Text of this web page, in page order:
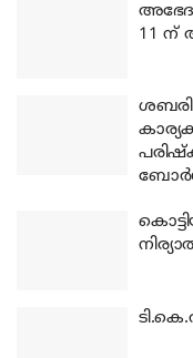
11 ന്